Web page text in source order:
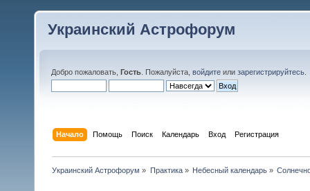
Украинский Астрофорум
Добро пожаловать, Гость . Пожалуйста, войдите или зарегистрируйтесь
Начало Помощь Поиск Календарь Вход Регистрация
Украинский Астрофорум » Практика» Небесный календарь»